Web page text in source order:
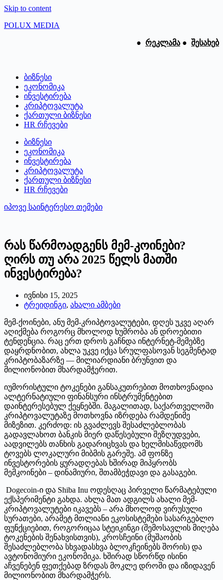
Skip to content
POLUX MEDIA
● რეკლამა ● შესახებ
ბიზნესი
ეკონომიკა
ინვესტირება
კრიპტოვალუტა
ქართული ბიზნესი
HR რჩევები
ბიზნესი
ეკონომიკა
ინვესტირება
კრიპტოვალუტა
ქართული ბიზნესი
HR რჩევები
იპოვე საინტერესო თემები
რას წარმოადგენს მემ-კოინები?
ღირს თუ არა 2025 წელს მათში
ინვესტირება?
ივნისი 15, 2025
ტრეიდინგი, ახალი ამბები
მემ-ქოინები, ანუ მემ-კრიპტოვალუტები, დღეს უკვე აღარ
აღიქმება როგორც მხოლოდ ხუმრობა ან დროებითი
ტენდენცია. რაც ერთ დროს გაჩნდა ინტერნეტ-მემებზე
დაყრდნობით, ახლა უკვე იქცა სრულფასოვან სეგმენტად
კრიპტობაზარზე — მილიარდიანი ბრუნვით და
მილიონობით მხარდამჭერით.
იუმორისტული ტოკენები განსაკუთრებით მოთხოვნადია
ალტერნატიული ფინანსური ინსტრუმენტებით
დაინტერესებულ ქეყნებში. მაგალითად, საქართველოში
კრიპტოვალუტაზე მოთხოვნა იზრდება რამდენიმე
მიზეზით. კერძოდ: ის გვაძლევს შესაძლებლობას
გადავლახოთ ბანკის მიერ დაწესებული შეზღუდვები,
აადვილებს თანხის გადარიცხვას და ხელმისაწვდომს
ტოვებს ლოკალური მიბმის გარეშე. ამ ფონზე
ინვესტორების ყურადღებას ხშირად მიპყრობს
მემკოინები – დინამიური, შთამბეჭდავი და გასაგები.
Dogecoin-ი და Shiba Inu ოდესღაც პირველი წარმატებული
ექსპერიმენტი გახდა. ახლა მათ ადგილს ახალი მემ-
კრიპტოვალუტები იკავებს – არა მხოლოდ ვირუსული
სურათები, არამეტ მთლიანი ეკოსისტემები სასარგებლო
ფუნქციებით, როგორიცაა სტეიკინგი (შემოსავლის მიღება
ტოკენების შენახვისთვის), კროსჩეინი (მუშაობის
შესაძლებლობა სხვადასხვა ბლოკჩეინებს შორის) და
ავტონომიური ეკონომიკა. ხშირად სწორწდ ისინი
აჩვენებენ ფეთქებად ზრდას მოკლე დროში და იზიდავენ
მილიონობით მხარდამჭერს.